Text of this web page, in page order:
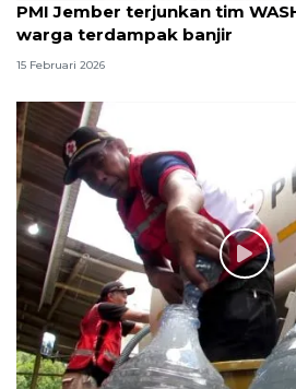
PMI Jember terjunkan tim
warga terdampak banjir
15 Februari 2026